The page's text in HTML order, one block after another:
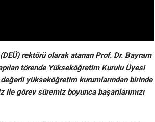
rektörü olarak atanan Prof. Dr. Bayram
törende Yükseköğretim Kurulu Üyesi
yükseköğretim kurumlarından birinde
görev süremiz boyunca başarılarımızı